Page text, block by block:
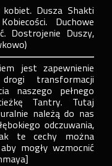
Dusza Shakti
Duchowe
Dostrojenie Duszy,
jest zapewnienie
transformacji
naszego pełnego
Tantry. Tutaj
należą do nas
odczuwania,
te cechy można
mogły wzmocnić